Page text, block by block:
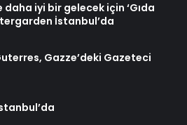
iyi bir gelecek için ‘Gıda
İstanbul’da
Gazze’deki Gazeteci